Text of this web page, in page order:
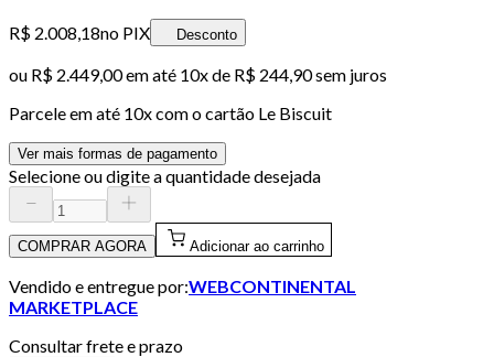
R$ 2.008,18no PIX Desconto
ou R$ 2.449,00em até 10x de R$ 244,90 sem juros
Parcele em até 10x com o cartão Le Biscuit
Ver mais formas de pagamento
Selecione ou digite a quantidade desejada
COMPRAR AGORA Adicionar ao carrinho
Vendido e entregue por:WEBCONTINENTAL
MARKETPLACE
Consultar frete e prazo